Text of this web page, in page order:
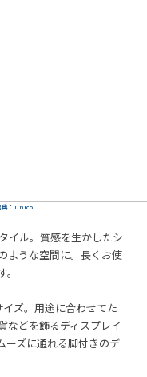
典：unico
イル。質感を生かしたシ
ような空間に。長くお使
ズ。用途に合わせてた
などを飾るディスプレイ
ーズに通れる脚付きのデ